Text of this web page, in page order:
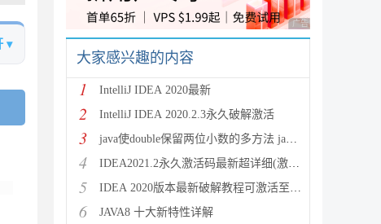
▾
广告 商业广告，理性
大家感兴趣的内容
1 IntelliJ IDEA 2020最新
2 IntelliJ IDEA 2020.2.3永久破解激活
3 java使double保留两位小数的多方法 java保留两位
4 IDEA2021.2永久激活码最新超详细(激活到2099)
5 IDEA 2020版本最新破解教程可激活至2089
6 JAVA8 十大新特性详解